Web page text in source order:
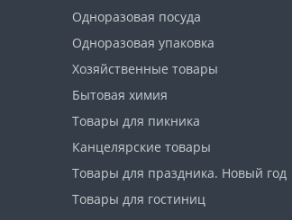
Одноразовая посуда
Одноразовая упаковка
Хозяйственные товары
Бытовая химия
Товары для пикника
Канцелярские товары
Товары для праздника. Новый год
Товары для гостиниц